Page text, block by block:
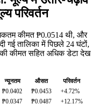
परिवर्तन
कीमत ₱0.0514 थी, और
गई तालिका में पिछले 24 घंटों,
कीमत सहित अधिक डेटा देख
न्यूनतम औसत
परिवर्तन
₱0.0402 ₱0.0453
+4.72%
₱0.0347 ₱0.0487
+12.17%